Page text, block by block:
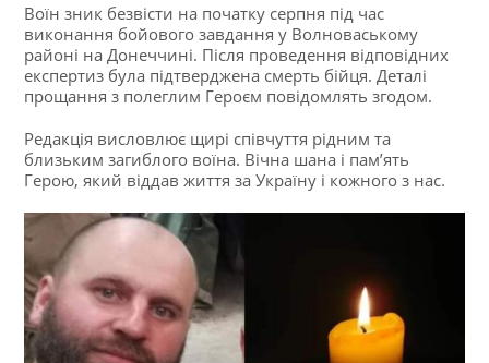
Воїн зник безвісти на початку серпня під час
виконання бойового завдання у Волноваському
районі на Донеччині. Після проведення відповідних
експертиз була підтверджена смерть бійця. Деталі
прощання з полеглим Героєм повідомлять згодом.
Редакція висловлює щирі співчуття рідним та
близьким загиблого воїна. Вічна шана і памʼять
Герою, який віддав життя за Україну і кожного з нас.